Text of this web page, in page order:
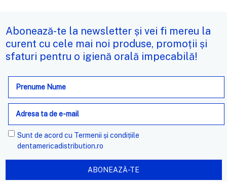
Abonează-te la newsletter și vei fi mereu la
curent cu cele mai noi produse, promoții și
sfaturi pentru o igienă orală impecabilă!
Adresa
e-
mail
Sunt de acord cu Termenii și condițiile
dentamericadistribution.ro